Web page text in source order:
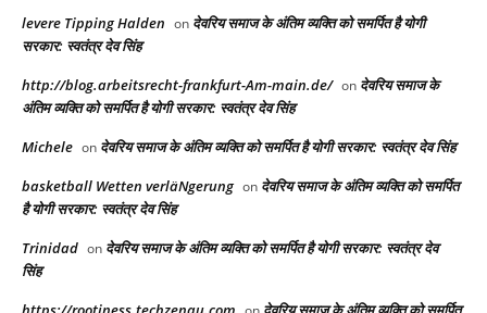
levere Tipping Halden on देवरिय समाज के अंतिम व्यक्ति को समर्पित है योगी
सरकार: स्वतंत्र देव सिंह
http://blog.arbeitsrecht-frankfurt-Am-main.de/ on देवरिय समाज के
अंतिम व्यक्ति को समर्पित है योगी सरकार: स्वतंत्र देव सिंह
Michele on देवरिय समाज के अंतिम व्यक्ति को समर्पित है योगी सरकार: स्वतंत्र देव सिंह
basketball Wetten verläNgerung on देवरिय समाज के अंतिम व्यक्ति को समर्पित
है योगी सरकार: स्वतंत्र देव सिंह
Trinidad on देवरिय समाज के अंतिम व्यक्ति को समर्पित है योगी सरकार: स्वतंत्र देव
सिंह